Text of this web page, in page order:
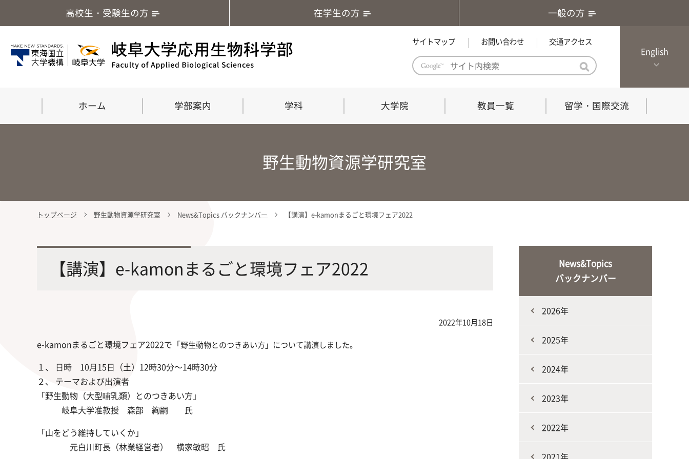
高校生・受験生の方 在学生の方 一般の方
サイトマップ お問い合わせ 交通アクセス
English
ホーム 学部案内
学部案内
学部・大学院の教育ビジョン、
沿革及び入試情報について
教育理念・教育目標
「専門的能力の要素」「達成すべき
水準」「評価方法」
学科の教育における３つの方針と専
附属施設・教育研究関連施設
学科
応用生命化学科
最先端の化学とバイオテクノロジー
を創造
食農生命科学科 生物圏環境学科
ーズに対応
人と動物との共生を目指し、動物の
旧課程・コースはこちら 生産環境科学課程
大学院
大学院
修士課程・博士課程
連合獣医学研究科（博士課程）
教員一覧 留学・国際交流
留学・国際交流
野生動物資源学研究室
トップページ 野生動物資源学研究室 News&Topics バックナンバー 【講演】e-kamonまるごと環境フェア2022
【講演】e-kamonまるごと環境フェア2022
2022年10月18日
e-kamonまるごと環境フェア2022で「野生動物とのつきあい方」について講演しました。
１、 日時 10月15日（土）12時30分～14時30分
２、 テーマおよび出演者
「野生動物（大型哺乳類）とのつきあい方」
岐阜大学准教授 森部 絢嗣
氏
「山をどう維持していくか」
元白川町長（林業経営者） 横家敏昭 氏
News&Topics
バックナンバー
2026年
2025年
2024年
2023年
2022年
2021年